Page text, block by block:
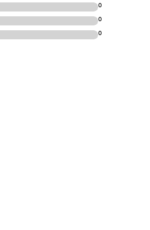
0
0
0